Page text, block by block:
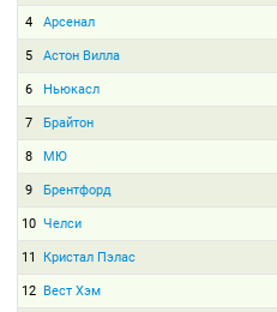
4 Арсенал
5 Астон Вилла
6 Ньюкасл
7 Брайтон
8 МЮ
9 Брентфорд
10 Челси
11 Кристал Пэлас
12 Вест Хэм